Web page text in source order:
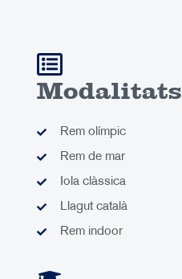
Modalitats
Rem olímpic
Rem de mar
Iola clàssica
Llagut català
Rem indoor